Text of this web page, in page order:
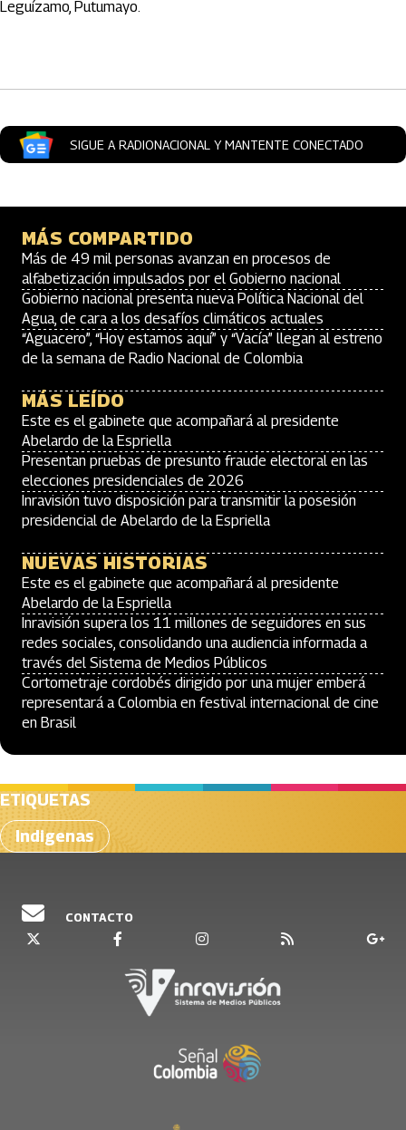
Leguízamo, Putumayo.
SIGUE A RADIONACIONAL Y MANTENTE CONECTADO
MÁS COMPARTIDO
Más de 49 mil personas avanzan en procesos de
alfabetización impulsados por el Gobierno nacional
Gobierno nacional presenta nueva Política Nacional del
Agua, de cara a los desafíos climáticos actuales
“Aguacero”, “Hoy estamos aquí” y “Vacía” llegan al estreno
de la semana de Radio Nacional de Colombia
MÁS LEÍDO
Este es el gabinete que acompañará al presidente
Abelardo de la Espriella
Presentan pruebas de presunto fraude electoral en las
elecciones presidenciales de 2026
Inravisión tuvo disposición para transmitir la posesión
presidencial de Abelardo de la Espriella
NUEVAS HISTORIAS
Este es el gabinete que acompañará al presidente
Abelardo de la Espriella
Inravisión supera los 11 millones de seguidores en sus
redes sociales, consolidando una audiencia informada a
través del Sistema de Medios Públicos
Cortometraje cordobés dirigido por una mujer emberá
representará a Colombia en festival internacional de cine
en Brasil
ETIQUETAS
Indigenas
CONTACTO